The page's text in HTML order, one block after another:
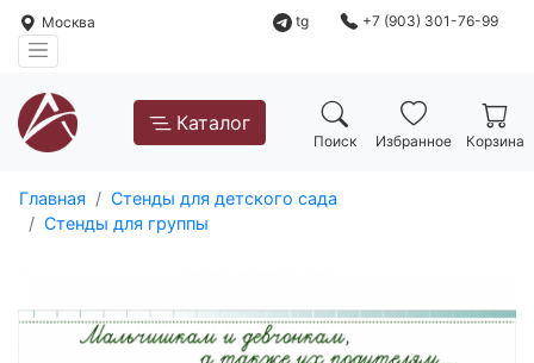
Москва tg +7 (903) 301-76-99
Каталог
Поиск Избранное Корзина
Главная
Стенды для детского сада
Стенды для группы